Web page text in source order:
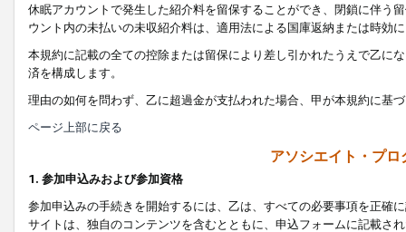
休眠アカウントで発生した紹介料を留保することができ、閉鎖に伴う
ウント内の未払いの未収紹介料は、適用法による国庫返納または時効
本規約に記載の全ての控除または留保により差し引かれたうえで乙に
済を構成します。
理由の如何を問わず、乙に超過金が支払われた場合、甲が本規約に基
ページ上部に戻る
アソシエイト・プ
1. 参加申込みおよび参加資格
参加申込みの手続きを開始するには、乙は、すべての必要事項を正確
サイトは、独自のコンテンツを含むとともに、申込フォームに記載さ